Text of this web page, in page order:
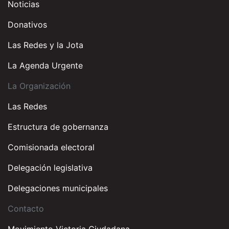
Noticias
Donativos
Las Redes y la Jota
La Agenda Urgente
La Organización
Las Redes
Estructura de gobernanza
Comisionada electoral
Delegación legislativa
Delegaciones municipales
Contacto